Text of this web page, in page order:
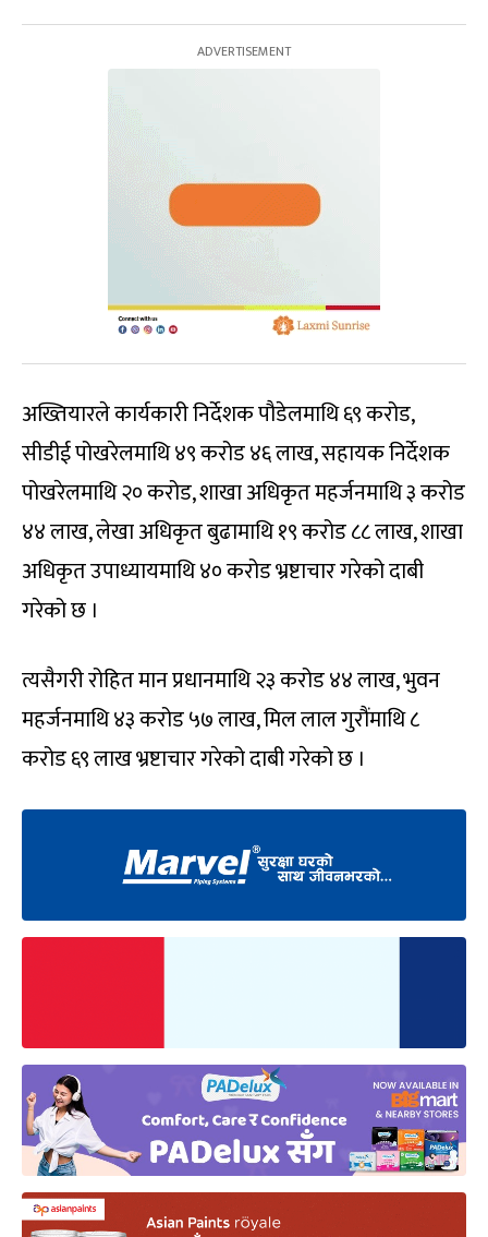
अख्तियारले कार्यकारी निर्देशक पौडेलमाथि ६९ करोड,
सीडीई पोखरेलमाथि ४९ करोड ४६ लाख, सहायक निर्देशक
पोखरेलमाथि २० करोड, शाखा अधिकृत महर्जनमाथि ३ करोड
४४ लाख, लेखा अधिकृत बुढामाथि १९ करोड ८८ लाख, शाखा
अधिकृत उपाध्यायमाथि ४० करोड भ्रष्टाचार गरेको दाबी
गरेको छ ।
त्यसैगरी रोहित मान प्रधानमाथि २३ करोड ४४ लाख, भुवन
महर्जनमाथि ४३ करोड ५७ लाख, मिल लाल गुरौंमाथि ८
करोड ६९ लाख भ्रष्टाचार गरेको दाबी गरेको छ ।